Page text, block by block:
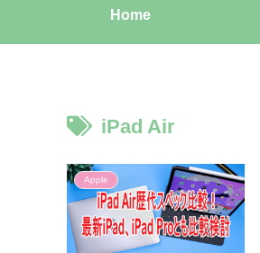
Home
iPad Air
Apple